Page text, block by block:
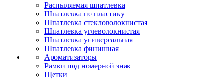
Распыляемая шпатлевка
Шпатлевка по пластику
Шпатлевка стекловолокнистая
Шпатлевка углеволокнистая
Шпатлевка универсальная
Шпатлевка финишная
Ароматизаторы
Рамки под номерной знак
Щетки